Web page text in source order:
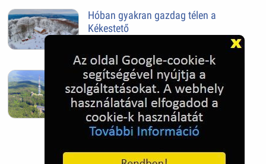
Hóban gyakran gazdag télen a
Kékestető
Kékestető település
2022. Nov. 01.